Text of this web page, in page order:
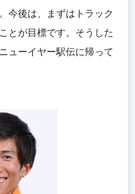
今後は、まずはトラック
とが目標です。そうした
ューイヤー駅伝に帰って